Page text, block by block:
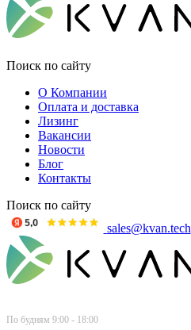
Поиск по сайту
О Компании
Оплата и доставка
Лизинг
Вакансии
Новости
Блог
Контакты
Поиск по сайту
sales@kvan.tech
По будням 9:00 - 18:00